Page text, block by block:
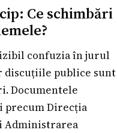
Ce schimbări
confuzia în jurul
discuțiile publice sunt
Documentele
precum Direcția
Administrarea